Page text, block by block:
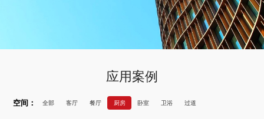
应用案例
空间： 全部 客厅 餐厅 厨房 卧室 卫浴 过道